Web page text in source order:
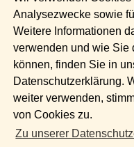
Analysezwecke sowie
Weitere Informationen
verwenden und wie Sie
können, finden Sie in
Datenschutzerklärung.
weiter verwenden,
von Cookies zu.
Zu unserer
Lichtenberg
Pankow
Reinickendorf
Spandau
Tempelhof
Treptow